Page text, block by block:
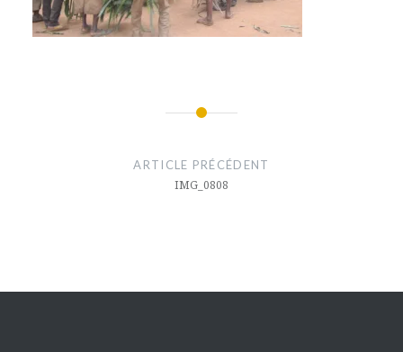
ARTICLE PRÉCÉDENT
IMG_0808